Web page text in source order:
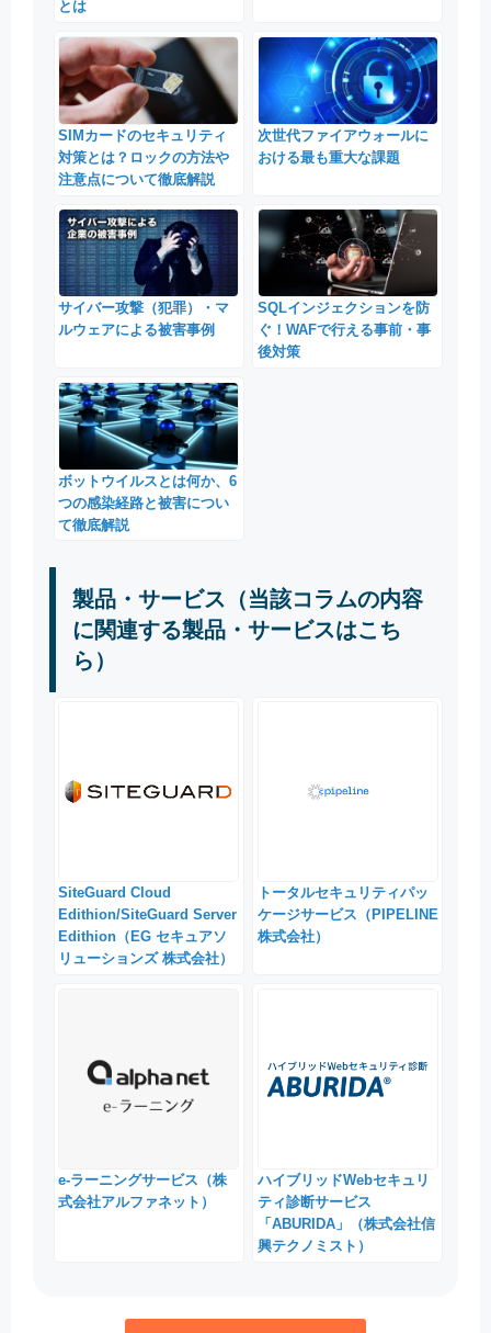
とは
SIMカードのセキュリティ
対策とは？ロックの方法や
注意点について徹底解説
次世代ファイアウォールに
おける最も重大な課題
サイバー攻撃（犯罪）・マ
ルウェアによる被害事例
SQLインジェクションを防
ぐ！WAFで行える事前・事
後対策
ボットウイルスとは何か、6
つの感染経路と被害につい
て徹底解説
製品・サービス（当該コラムの内容
に関連する製品・サービスはこち
ら）
SiteGuard Cloud
Edithion/SiteGuard Server
Edithion（EG セキュアソ
リューションズ 株式会社）
トータルセキュリティパッ
ケージサービス（PIPELINE
株式会社）
e-ラーニングサービス（株
式会社アルファネット）
ハイブリッドWebセキュリ
ティ診断サービス
「ABURIDA」（株式会社信
興テクノミスト）